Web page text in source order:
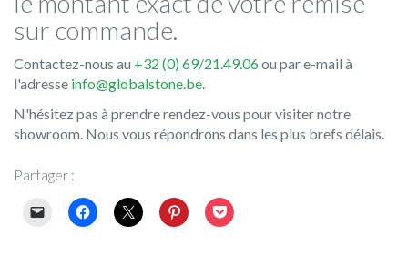
sur commande.
Contactez-nous au +32 (0) 69/21.49.06ou par e-mail à
l'adresse info@globalstone.be.
N'hésitez pas à prendre rendez-vous pour visiter notre
showroom. Nous vous répondrons dans les plus brefs délais.
Partager :